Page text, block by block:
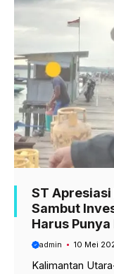
ST
Sambut
Harus
admin 10 Mei
Kalimantan